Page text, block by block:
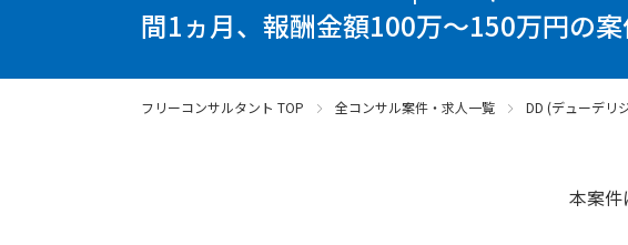
間1ヵ月、報酬金額100万～150万円の
フリーコンサルタント TOP 全コンサル案件・求人一覧 DD (デューデリ
本案件